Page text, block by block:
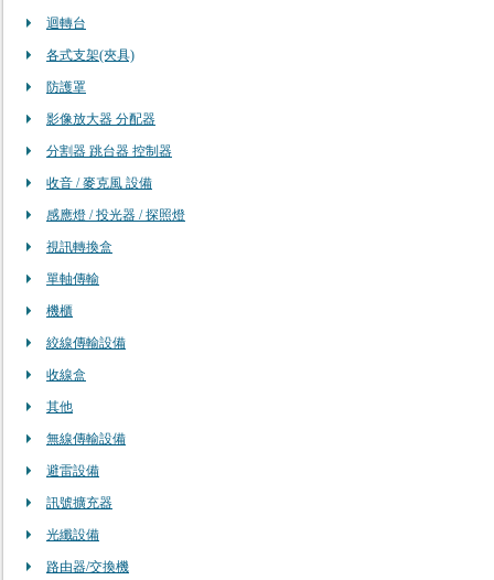
迴轉台
各式支架(夾具)
防護罩
影像放大器 分配器
分割器 跳台器 控制器
收音 / 麥克風 設備
感應燈 / 投光器 / 探照燈
視訊轉換盒
單軸傳輸
機櫃
絞線傳輸設備
收線盒
其他
無線傳輸設備
避雷設備
訊號擴充器
光纖設備
路由器/交換機